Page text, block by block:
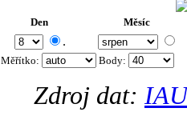
Den Měsíc
.
Měřítko: Body:
Zdroj dat: